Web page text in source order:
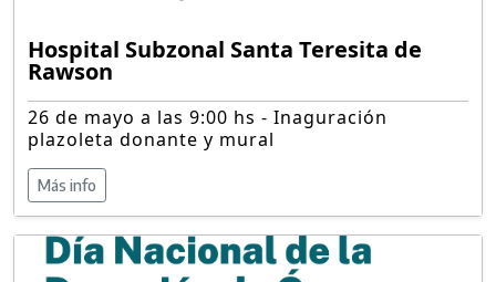
Hospital Subzonal Santa Teresita de
Rawson
26 de mayo a las 9:00 hs - Inaguración
plazoleta donante y mural
Más info